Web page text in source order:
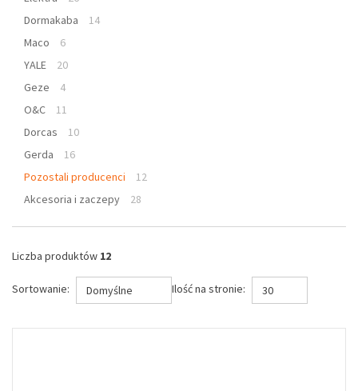
Dormakaba
14
Maco
6
YALE
20
Geze
4
O&C
11
Dorcas
10
Gerda
16
Pozostali producenci
12
Akcesoria i zaczepy
28
Liczba produktów 12
Sortowanie: Domyślne Ilość na stronie: 30